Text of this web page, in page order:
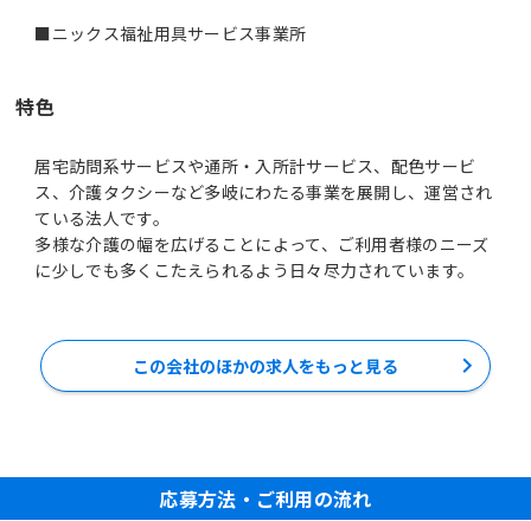
■ニックス福祉用具サービス事業所
特色
居宅訪問系サービスや通所・入所計サービス、配色サービ
ス、介護タクシーなど多岐にわたる事業を展開し、運営され
ている法人です。
多様な介護の幅を広げることによって、ご利用者様のニーズ
に少しでも多くこたえられるよう日々尽力されています。
この会社のほかの求人をもっと見る
応募方法・ご利用の流れ